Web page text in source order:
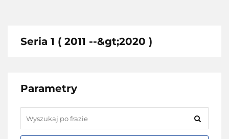
Seria 1 ( 2011 --&gt;2020 )
Parametry